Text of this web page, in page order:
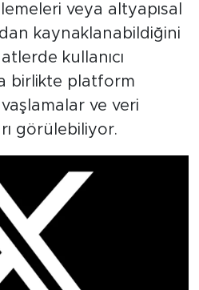
veya altyapısal
kaynaklanabildiğini
kullanıcı
birlikte platform
ve veri
görülebiliyor.